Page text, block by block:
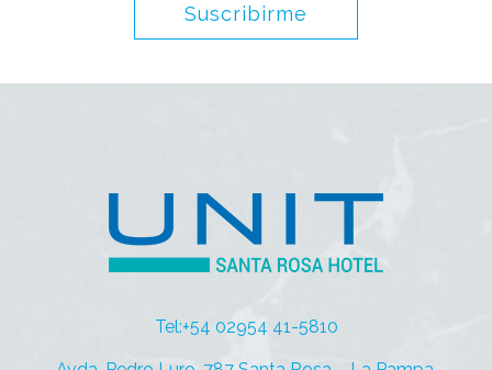
Suscribirme
Tel:+54 02954 41-5810